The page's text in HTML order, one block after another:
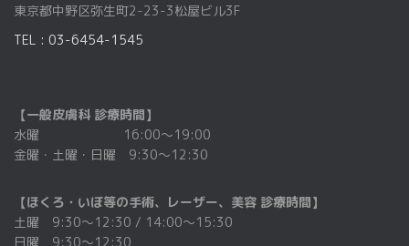
東京都中野区弥生町2-23-3松屋ビル3F
TEL : 03-6454-1545
【一般皮膚科 診療時間】
水曜 16:00～19:00
金曜・土曜・日曜 9:30～12:30
【ほくろ・いぼ等の手術、レーザー、美容 診療時間】
土曜 9:30〜12:30 / 14:00～15:30
日曜 9:30〜12:30